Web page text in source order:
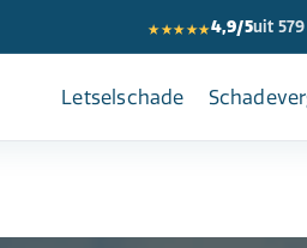
★★★★★4,9/5uit
Letselschade